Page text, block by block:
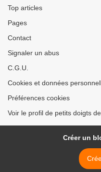
Top articles
Pages
Contact
Signaler un abus
C.G.U.
Cookies et données
Préférences cookies
Voir le profil de petits doigts
Créer un